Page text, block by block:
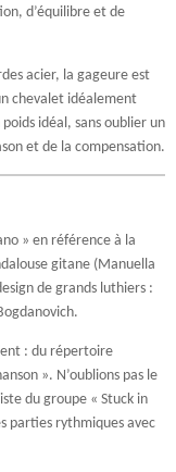
d’équilibre et de
acier, la gageure est
chevalet idéalement
idéal, sans oublier un
et de la compensation.
» en référence à la
gitane (Manuella
de grands luthiers :
: du répertoire
». N’oublions pas le
du groupe « Stuck in
parties rythmiques avec